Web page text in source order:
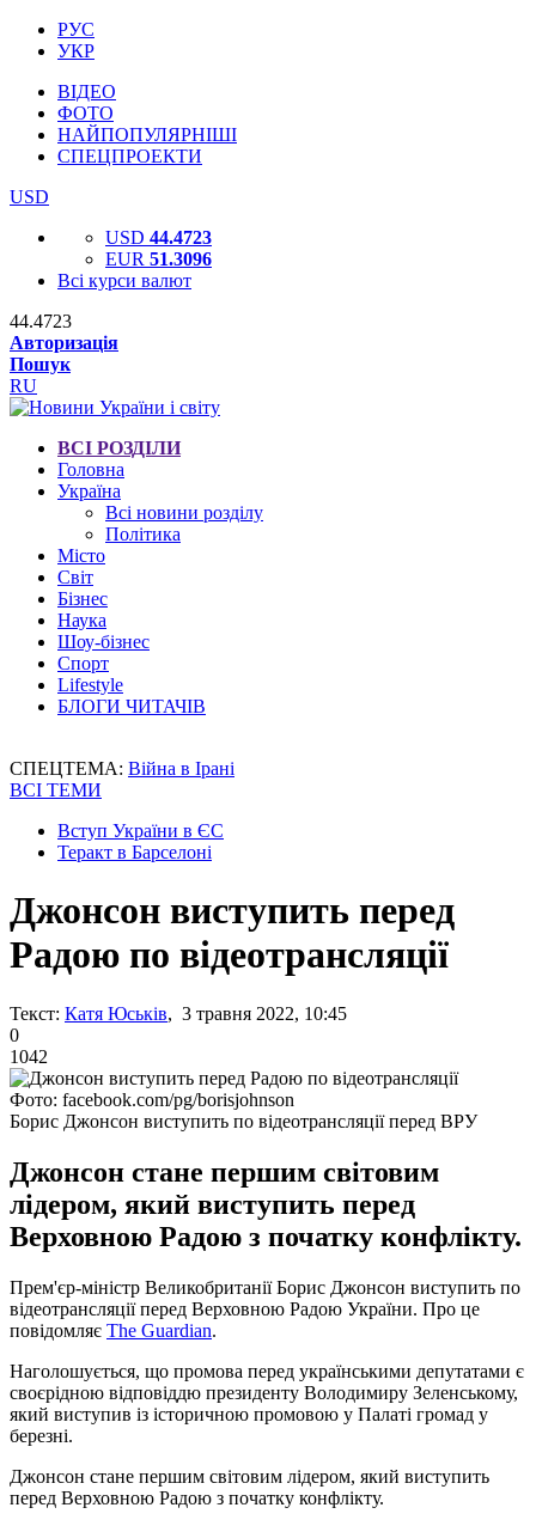
РУС
УКР
ВІДЕО
ФОТО
НАЙПОПУЛЯРНІШІ
СПЕЦПРОЕКТИ
USD
USD 44.4723
EUR 51.3096
Всі курси валют
44.4723
Авторизація
Пошук
RU
ВСІ РОЗДІЛИ
Головна
Україна
Всі новини розділу
Політика
Місто
Світ
Бізнес
Наука
Шоу-бізнес
Спорт
Lifestyle
БЛОГИ ЧИТАЧІВ
СПЕЦТЕМА: Війна в Ірані
ВСІ ТЕМИ
Вступ України в ЄС
Теракт в Барселоні
Джонсон виступить перед
Радою по відеотрансляції
Текст: Катя Юськів, 3 травня 2022, 10:45
0
1042
Фото: facebook.com/pg/borisjohnson
Борис Джонсон виступить по відеотрансляції перед ВРУ
Джонсон стане першим світовим
лідером, який виступить перед
Верховною Радою з початку конфлікту.
Прем'єр-міністр Великобританії Борис Джонсон виступить по
відеотрансляції перед Верховною Радою України. Про це
повідомляє The Guardian.
Наголошується, що промова перед українськими депутатами є
своєрідною відповіддю президенту Володимиру Зеленському,
який виступив із історичною промовою у Палаті громад у
березні.
Джонсон стане першим світовим лідером, який виступить
перед Верховною Радою з початку конфлікту.